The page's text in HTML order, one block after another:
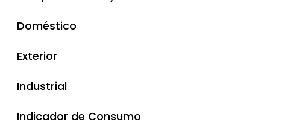
Sensor Presencia
Lámparas Sodio
Regulación y Minuteros
Tiras de LED
CABLE RZ1-K 0,6/1KV
CABLE ALARMA E INCENDIO
Bornas y Regletas Conexión
Doméstico
Exterior
Industrial
Indicador de Consumo